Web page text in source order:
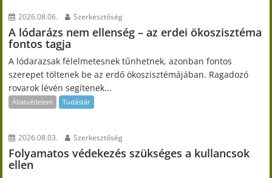
2026.08.06. Szerkesztőség
A lódarázs nem ellenség – az erdei ökoszisztéma
fontos tagja
A lódarazsak félelmetesnek tűnhetnek, azonban fontos
szerepet töltenek be az erdő ökoszisztémájában. Ragadozó
rovarok lévén segítenek...
Állatvédelem Tudástár
2026.08.03. Szerkesztőség
Folyamatos védekezés szükséges a kullancsok
ellen